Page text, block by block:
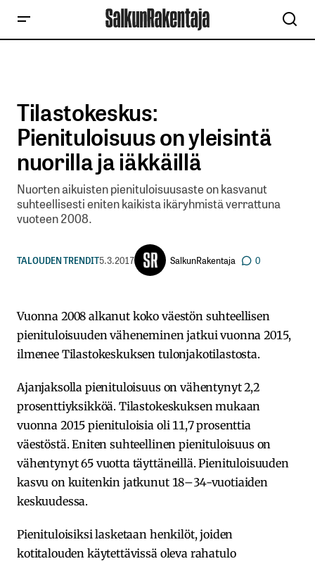
Tilastokeskus:
Pienituloisuus on yleisintä
nuorilla ja iäkkäillä
Nuorten aikuisten pienituloisuusaste on kasvanut
suhteellisesti eniten kaikista ikäryhmistä verrattuna
vuoteen 2008.
TALOUDEN TRENDIT5.3.2017 SalkunRakentaja 0
Vuonna 2008 alkanut koko väestön suhteellisen
pienituloisuuden väheneminen jatkui vuonna 2015,
ilmenee Tilastokeskuksen tulonjakotilastosta.
Ajanjaksolla pienituloisuus on vähentynyt 2,2
prosenttiyksikköä. Tilastokeskuksen mukaan
vuonna 2015 pienituloisia oli 11,7 prosenttia
väestöstä. Eniten suhteellinen pienituloisuus on
vähentynyt 65 vuotta täyttäneillä. Pienituloisuuden
kasvu on kuitenkin jatkunut 18–34-vuotiaiden
keskuudessa.
Pienituloisiksi lasketaan henkilöt, joiden
kotitalouden käytettävissä oleva rahatulo